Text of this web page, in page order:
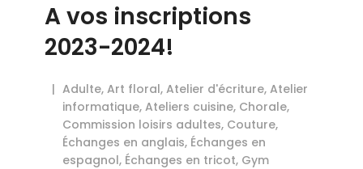
A vos inscriptions
2023-2024!
Adulte, Art floral, Atelier d'écriture, Atelier
informatique, Ateliers cuisine, Chorale,
Commission loisirs adultes, Couture,
Échanges en anglais, Échanges en
espagnol, Échanges en tricot, Gym